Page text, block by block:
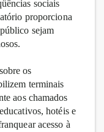
sociais
proporciona
sejam
os
terminais
aos chamados
hotéis e
acesso à